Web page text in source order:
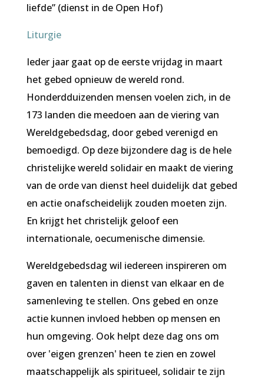
liefde” (dienst in de Open Hof)
Liturgie
Ieder jaar gaat op de eerste vrijdag in maart
het gebed opnieuw de wereld rond.
Honderdduizenden mensen voelen zich, in de
173 landen die meedoen aan de viering van
Wereldgebedsdag, door gebed verenigd en
bemoedigd. Op deze bijzondere dag is de hele
christelijke wereld solidair en maakt de viering
van de orde van dienst heel duidelijk dat gebed
en actie onafscheidelijk zouden moeten zijn.
En krijgt het christelijk geloof een
internationale, oecumenische dimensie.
Wereldgebedsdag wil iedereen inspireren om
gaven en talenten in dienst van elkaar en de
samenleving te stellen. Ons gebed en onze
actie kunnen invloed hebben op mensen en
hun omgeving. Ook helpt deze dag ons om
over 'eigen grenzen' heen te zien en zowel
maatschappelijk als spiritueel, solidair te zijn